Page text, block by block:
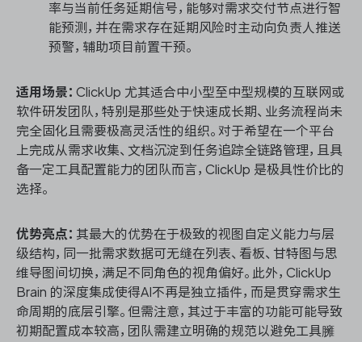
率与当前任务延期信号，能够对需求交付节点进行智
能预测，并在需求存在延期风险时主动向负责人推送
预警，辅助项目前置干预。
适用场景： ClickUp 尤其适合中小型至中型规模的互联网或
软件研发团队，特别是那些处于快速成长期、业务流程尚未
完全固化且需要极高灵活性的组织。对于希望在一个平台
上完成从需求收集、文档沉淀到任务追踪全链路管理，且具
备一定工具配置能力的团队而言，ClickUp 是极具性价比的
选择。
优势亮点： 其最大的优势在于极致的视图自定义能力与层
级结构，同一批需求数据可无缝在列表、看板、甘特图与思
维导图间切换，满足不同角色的视角偏好。此外，ClickUp
Brain 的深度集成使得AI不再是独立插件，而是贯穿需求生
命周期的底层引擎。但需注意，其过于丰富的功能可能导致
初期配置成本较高，团队需建立明确的规范以避免工具臃